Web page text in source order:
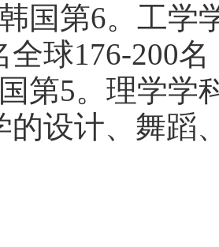
国第6。工学
全球176-200
第5。理学学
的设计、舞蹈